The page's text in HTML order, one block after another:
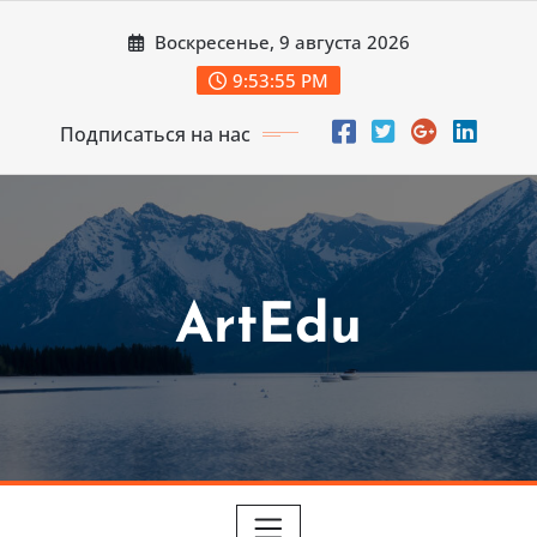
Воскресенье, 9 августа 2026
9:53:57 PM
Подписаться на нас
ArtEdu